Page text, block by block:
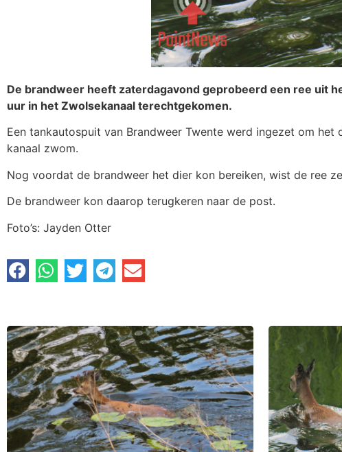
De brandweer heeft zaterdagavond geprobeerd een ree uit
uur in het Zwolsekanaal terechtgekomen.
Een tankautospuit van Brandweer Twente werd ingezet om
kanaal zwom.
Nog voordat de brandweer het dier kon bereiken, wist de ree
De brandweer kon daarop terugkeren naar de post.
Foto’s: Jayden Otter